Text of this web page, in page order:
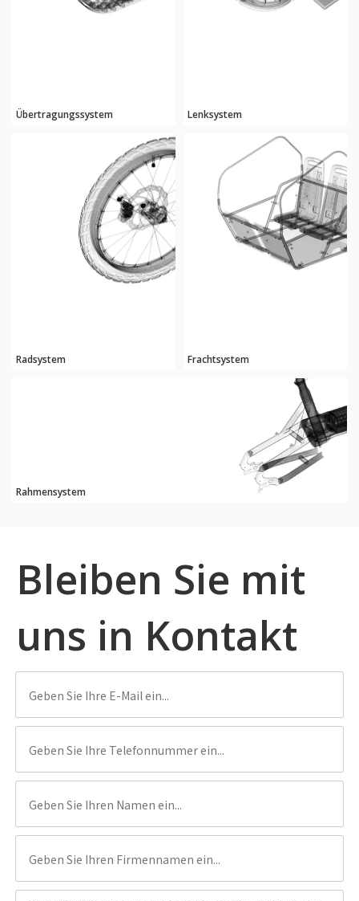
Übertragungssystem Lenksystem
Radsystem Frachtsystem
Rahmensystem
Bleiben Sie mit
uns in Kontakt